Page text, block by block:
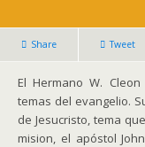
Share Tweet
El Hermano W.
temas del evangelio.
de Jesucristo, tema
mision, el apóstol